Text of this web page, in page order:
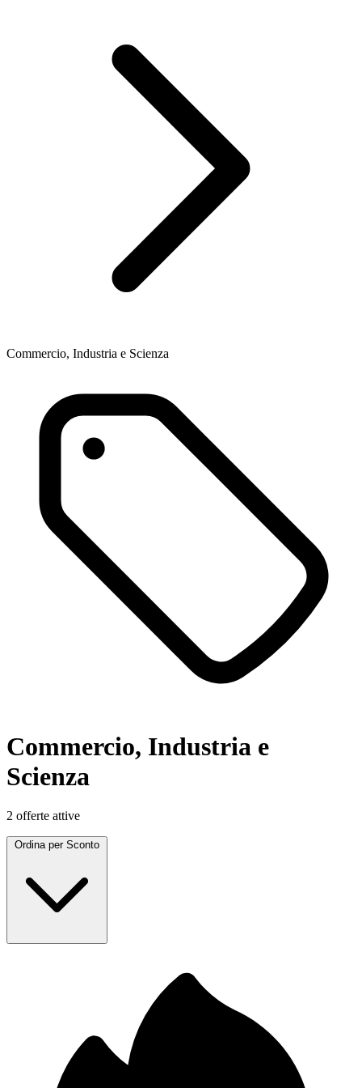
Commercio, Industria e Scienza
Commercio, Industria e
Scienza
2 offerte attive
Ordina per Sconto